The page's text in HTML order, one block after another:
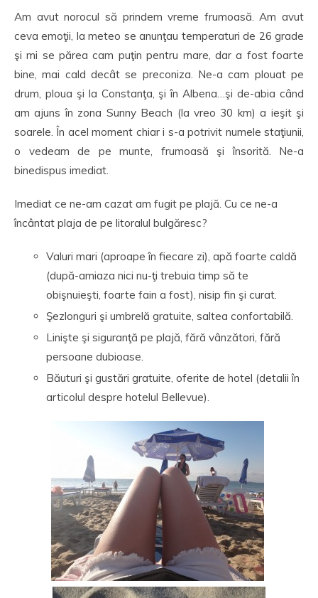
Am avut norocul să prindem vreme frumoasă. Am avut
ceva emoţii, la meteo se anunţau temperaturi de 26 grade
şi mi se părea cam puţin pentru mare, dar a fost foarte
bine, mai cald decât se preconiza. Ne-a cam plouat pe
drum, ploua şi la Constanţa, şi în Albena…şi de-abia când
am ajuns în zona Sunny Beach (la vreo 30 km) a ieşit şi
soarele. În acel moment chiar i s-a potrivit numele staţiunii,
o vedeam de pe munte, frumoasă şi însorită. Ne-a
binedispus imediat.
Imediat ce ne-am cazat am fugit pe plajă. Cu ce ne-a
încântat plaja de pe litoralul bulgăresc?
Valuri mari (aproape în fiecare zi), apă foarte caldă
(după-amiaza nici nu-ţi trebuia timp să te
obişnuieşti, foarte fain a fost), nisip fin şi curat.
Şezlonguri şi umbrelă gratuite, saltea confortabilă.
Linişte şi siguranţă pe plajă, fără vânzători, fără
persoane dubioase.
Băuturi şi gustări gratuite, oferite de hotel (detalii în
articolul despre hotelul Bellevue).